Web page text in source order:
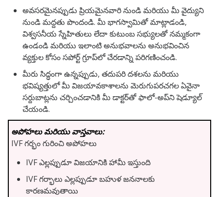
అవసరమైనప్పుడు ప్రియమైనవారి నుండి మరియు మీ వైద్యుని
నుండి మద్దతు పొందండి. మీ భాగస్వామితో మాట్లాడండి,
విశ్వసనీయ స్నేహితులు లేదా కుటుంబ సభ్యులతో నమ్మకంగా
ఉండండి మరియు ఇలాంటి అనుభవాలను అనుభవించిన
వ్యక్తుల కోసం సపోర్ట్ గ్రూప్‌లో చేరడాన్ని పరిగణించండి.
మీరు సిద్ధంగా ఉన్నప్పుడు, తదుపరి దశలను మరియు
భవిష్యత్తులో మీ విజయావకాశాలను మెరుగుపరచగల ఏవైనా
సర్దుబాట్లను చర్చించడానికి మీ డాక్టర్‌తో ఫాలో-అప్‌ని షెడ్యూల్
చేయండి.
అపోహలు మరియు వాస్తవాలు:
IVF గర్భం గురించి అపోహలు
IVF ఎల్లప్పుడూ విజయానికి హామీ ఇస్తుంది
IVF గర్భాలు ఎల్లప్పుడూ బహుళ జననాలకు
కారణమవుతాయి